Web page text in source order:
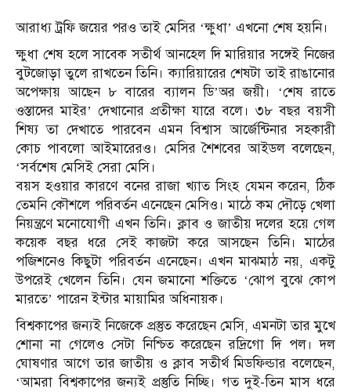
আরাধ্য ট্রফি জয়ের পরও তাই মেসির ‘ক্ষুধা’ এখনো শেষ হয়নি।
ক্ষুধা শেষ হলে সাবেক সতীর্থ আনহেল দি মারিয়ার সঙ্গেই নিজের
বুটজোড়া তুলে রাখতেন তিনি। ক্যারিয়ারের শেষটা তাই রাঙানোর
অপেক্ষায় আছেন ৮ বারের ব্যালন ডি’অর জয়ী। ‘শেষ রাতে
ওস্তাদের মাইর’ দেখানোর প্রতীক্ষা যারে বলে। ৩৮ বছর বয়সী
শিষ্য তা দেখাতে পারবেন এমন বিশ্বাস আর্জেন্টিনার সহকারী
কোচ পাবলো আইমারেরও। মেসির শৈশবের আইডল বলেছেন,
‘সর্বশেষ মেসিই সেরা মেসি।
বয়স হওয়ার কারণে বনের রাজা খ্যাত সিংহ যেমন করেন, ঠিক
তেমনি কৌশলে পরিবর্তন এনেছেন মেসিও। মাঠে কম দৌড়ে খেলা
নিয়ন্ত্রণে মনোযোগী এখন তিনি। ক্লাব ও জাতীয় দলের হয়ে গেল
কয়েক বছর ধরে সেই কাজটা করে আসছেন তিনি। মাঠের
পজিশনেও কিছুটা পরিবর্তন এনেছেন। এখন মাঝমাঠ নয়, একটু
উপরেই খেলেন তিনি। যেন জমানো শক্তিতে ‘ঝোপ বুঝে কোপ
মারতে’ পারেন ইন্টার মায়ামির অধিনায়ক।
বিশ্বকাপের জন্যই নিজেকে প্রস্তুত করেছেন মেসি, এমনটা তার মুখে
শোনা না গেলেও সেটা নিশ্চিত করেছেন রদ্রিগো দি পল। দল
ঘোষণার আগে তার জাতীয় ও ক্লাব সতীর্থ মিডফিল্ডার বলেছেন,
‘আমরা বিশ্বকাপের জন্যই প্রস্তুতি নিচ্ছি। গত দুই-তিন মাস ধরে